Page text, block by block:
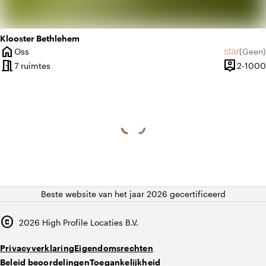
Klooster Bethlehem
home
Plaats
Oss star(Geen)
Geen
meeting_room7 ruimtes person_pin2-1000
Beste website van het jaar 2026 gecertificeerd
copyright 2026 High Profile Locaties B.V.
PrivacyverklaringEigendomsrechten
Beleid beoordelingenToegankelijkheid